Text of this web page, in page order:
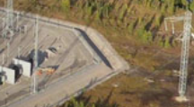
Commerce de détail
HÔTELS + JEU